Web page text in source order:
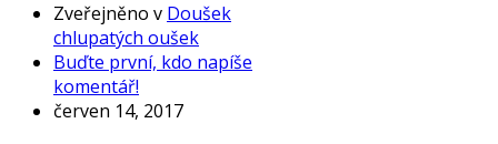
Zveřejněno v Doušek
chlupatých oušek
Buďte první, kdo napíše
komentář!
červen 14, 2017